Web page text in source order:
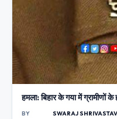
हमला: बिहार के गया में ग्रामीणों
BY SWARAJ